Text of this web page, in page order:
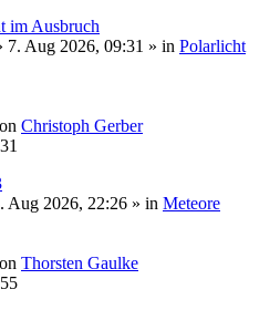
im Ausbruch
7. Aug 2026, 09:31 » in Polarlicht
Christoph Gerber
Aug 2026, 22:26 » in Meteore
Thorsten Gaulke